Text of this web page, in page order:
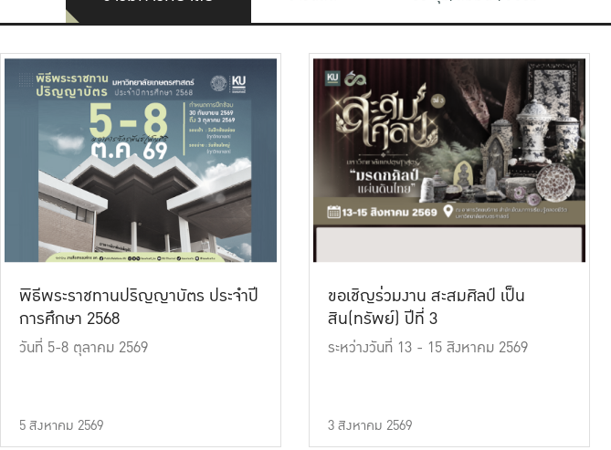
พิธีพระราชทานปริญญาบัตร ประจำปี
การศึกษา 2568
วันที่ 5-8 ตุลาคม 2569
5 สิงหาคม 2569
ขอเชิญร่วมงาน สะสมศิลป์ เป็น
สิน(ทรัพย์) ปีที่ 3
ระหว่างวันที่ 13 - 15 สิงหาคม 2569
3 สิงหาคม 2569